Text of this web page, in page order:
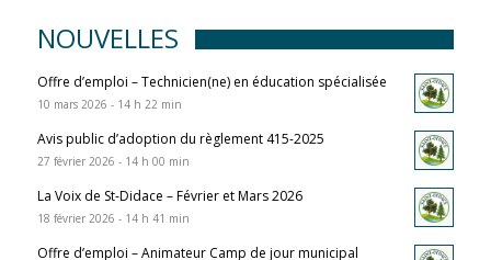
NOUVELLES
Offre d’emploi – Technicien(ne) en éducation spécialisée
10 mars 2026 - 14 h 22 min
Avis public d’adoption du règlement 415-2025
27 février 2026 - 14 h 00 min
La Voix de St-Didace – Février et Mars 2026
18 février 2026 - 14 h 41 min
Offre d’emploi – Animateur Camp de jour municipal